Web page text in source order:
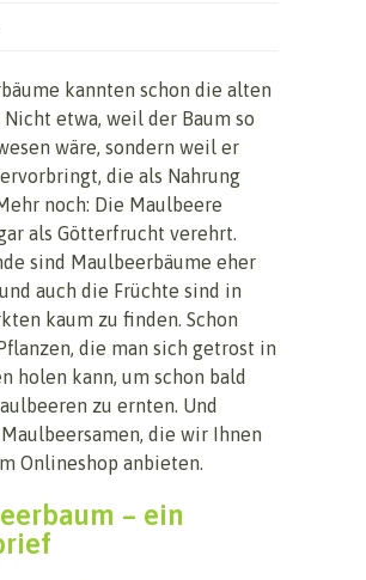
kannten schon die alten
Nicht etwa, weil der Baum so
wäre, sondern weil er
die als Nahrung
noch: Die Maulbeere
als Götterfrucht verehrt.
sind Maulbeerbäume eher
auch die Früchte sind in
kaum zu finden. Schon
die man sich getrost in
holen kann, um schon bald
zu ernten. Und
die wir Ihnen
Onlineshop anbieten.
– ein